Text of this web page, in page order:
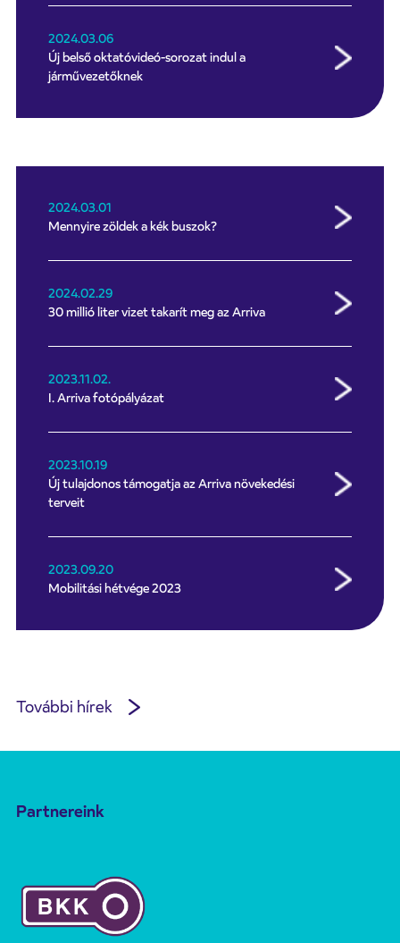
2024.03.06
Új belső oktatóvideó-sorozat indul a
járművezetőknek
2024.03.01
Mennyire zöldek a kék buszok?
2024.02.29
30 millió liter vizet takarít meg az Arriva
2023.11.02.
I. Arriva fotópályázat
2023.10.19
Új tulajdonos támogatja az Arriva növekedési
terveit
2023.09.20
Mobilitási hétvége 2023
További hírek
Partnereink